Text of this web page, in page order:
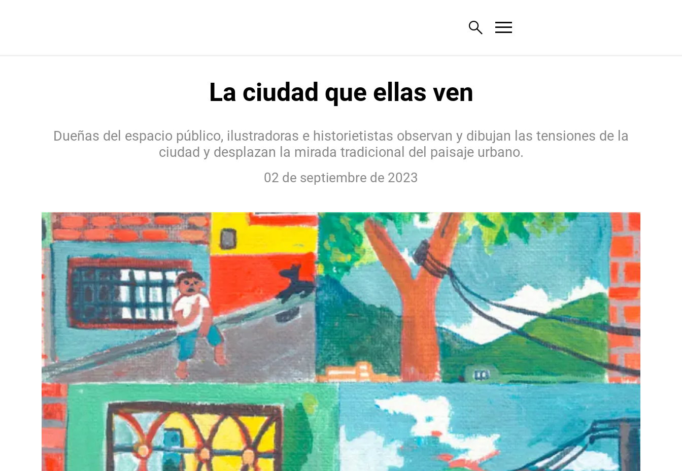
search menu
La ciudad que ellas ven
Dueñas del espacio público, ilustradoras e historietistas observan y dibujan las tensiones de la
ciudad y desplazan la mirada tradicional del paisaje urbano.
02 de septiembre de 2023